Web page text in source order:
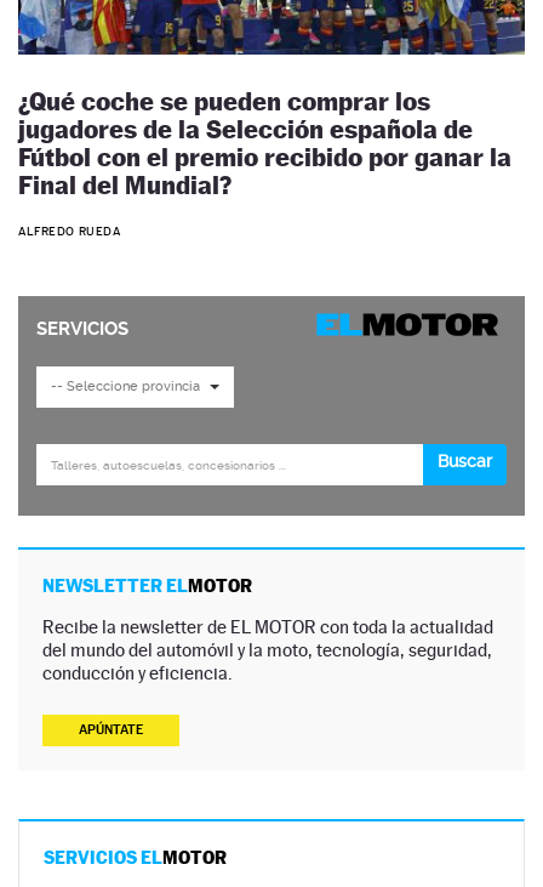
¿Qué coche se pueden comprar los
jugadores de la Selección española de
Fútbol con el premio recibido por ganar la
Final del Mundial?
ALFREDO RUEDA
NEWSLETTER ELMOTOR
Recibe la newsletter de EL MOTOR con toda la actualidad
del mundo del automóvil y la moto, tecnología, seguridad,
conducción y eficiencia.
APÚNTATE
SERVICIOS ELMOTOR